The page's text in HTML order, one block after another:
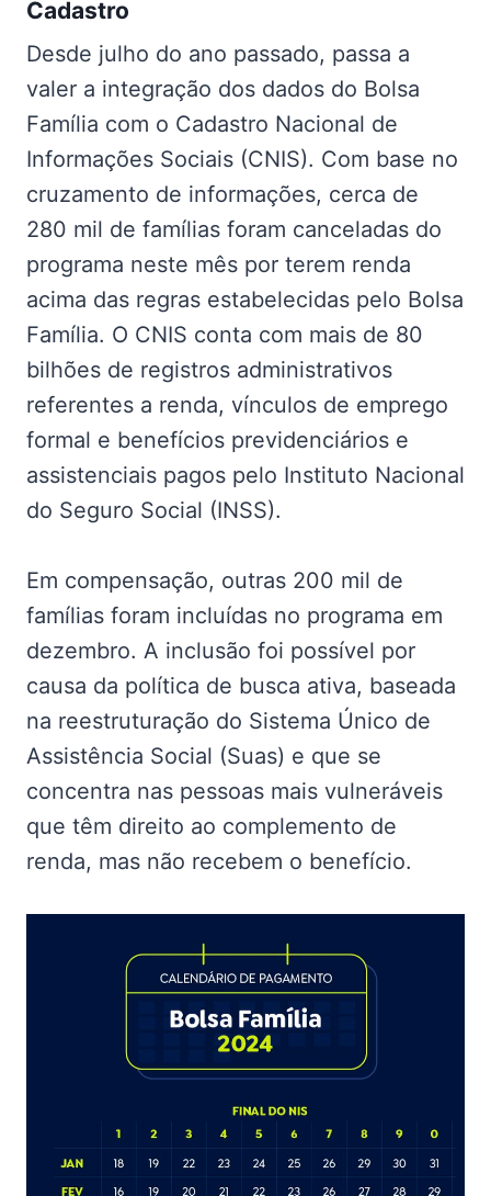
Cadastro
Desde julho do ano passado, passa a
valer a integração dos dados do Bolsa
Família com o Cadastro Nacional de
Informações Sociais (CNIS). Com base no
cruzamento de informações, cerca de
280 mil de famílias foram canceladas do
programa neste mês por terem renda
acima das regras estabelecidas pelo Bolsa
Família. O CNIS conta com mais de 80
bilhões de registros administrativos
referentes a renda, vínculos de emprego
formal e benefícios previdenciários e
assistenciais pagos pelo Instituto Nacional
do Seguro Social (INSS).
Em compensação, outras 200 mil de
famílias foram incluídas no programa em
dezembro. A inclusão foi possível por
causa da política de busca ativa, baseada
na reestruturação do Sistema Único de
Assistência Social (Suas) e que se
concentra nas pessoas mais vulneráveis
que têm direito ao complemento de
renda, mas não recebem o benefício.